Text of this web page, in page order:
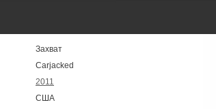
Захват
Carjacked
2011
США